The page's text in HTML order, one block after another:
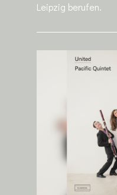
Leipzig berufen.